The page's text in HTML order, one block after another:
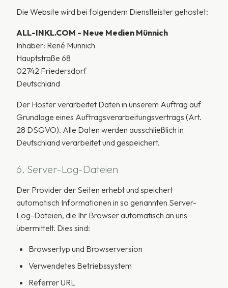
Die Website wird bei folgendem Dienstleister gehostet:
ALL-INKL.COM - Neue Medien Münnich
Inhaber: René Münnich
Hauptstraße 68
02742 Friedersdorf
Deutschland
Der Hoster verarbeitet Daten in unserem Auftrag auf
Grundlage eines Auftragsverarbeitungsvertrags (Art.
28 DSGVO). Alle Daten werden ausschließlich in
Deutschland verarbeitet und gespeichert.
6. Server-Log-Dateien
Der Provider der Seiten erhebt und speichert
automatisch Informationen in so genannten Server-
Log-Dateien, die Ihr Browser automatisch an uns
übermittelt. Dies sind:
Browsertyp und Browserversion
Verwendetes Betriebssystem
Referrer URL